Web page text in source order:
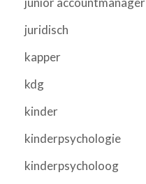
juridisch
kapper
kdg
kinder
kinderpsychologie
kinderpsycholoog